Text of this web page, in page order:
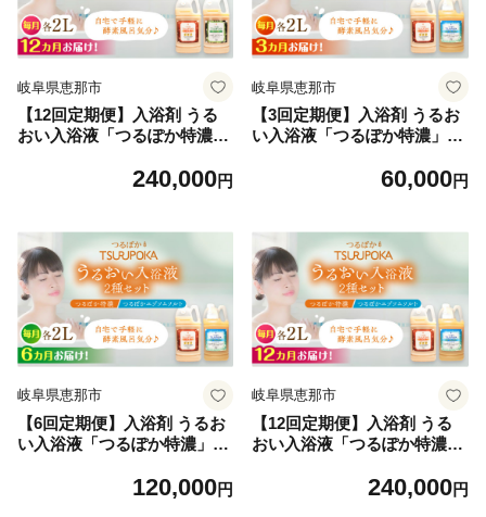
岐阜県恵那市
【12回定期便】入浴剤 うる
おい入浴液「つるぽか特濃」
ト各2L（約20回分）/ 入浴剤
県 / 恵那市 / 回生堂 [AUAU00
8]
240,000円
岐阜県恵那市
【3回定期便】入浴剤 うるお
い入浴液「つるぽか特濃」
セット各2L（約20回分）/ 入
岐阜県 / 恵那市 / 回生堂 [AU
AU009]
60,000円
岐阜県恵那市
【6回定期便】入浴剤 うるお
い入浴液「つるぽか特濃」
セット各2L（約20回分）/ 入
120,000円
岐阜県恵那市
【12回定期便】入浴剤 うる
おい入浴液「つるぽか特濃」
セット各2L（約20回分）/ 入
240,000円